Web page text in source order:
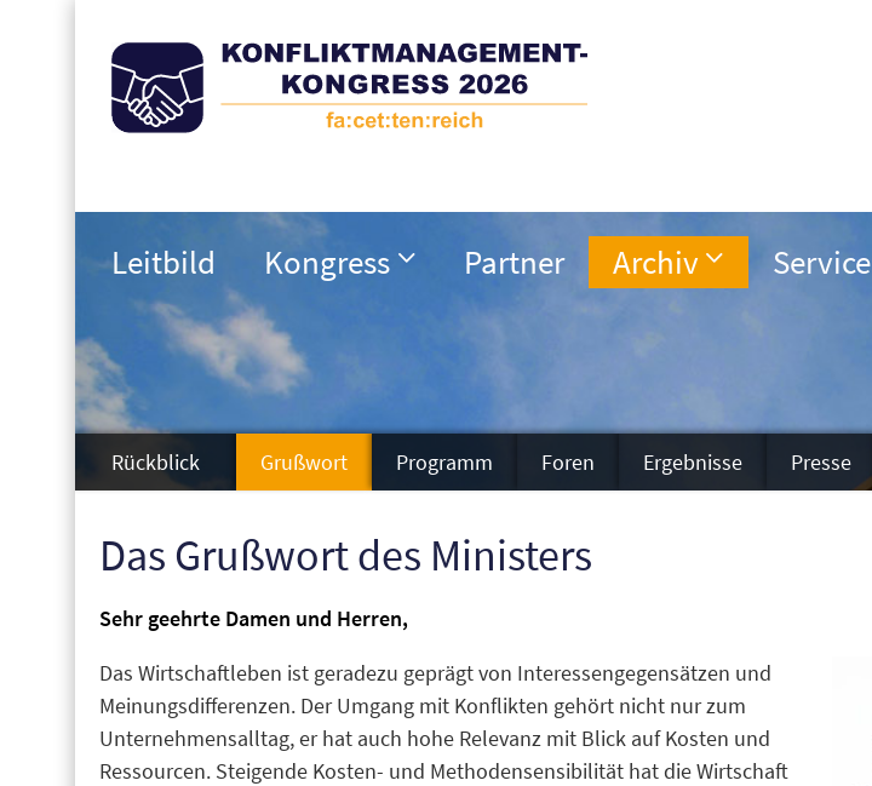
Leitbild Kongress Partner Archiv Service
Rückblick Grußwort Programm Foren Ergebnisse Presse
Das Grußwort des Ministers
Sehr geehrte Damen und Herren,
Das Wirtschaftleben ist geradezu geprägt von Interessengegensätzen und
Meinungsdifferenzen. Der Umgang mit Konflikten gehört nicht nur zum
Unternehmensalltag, er hat auch hohe Relevanz mit Blick auf Kosten und
Ressourcen. Steigende Kosten- und Methodensensibilität hat die Wirtschaft